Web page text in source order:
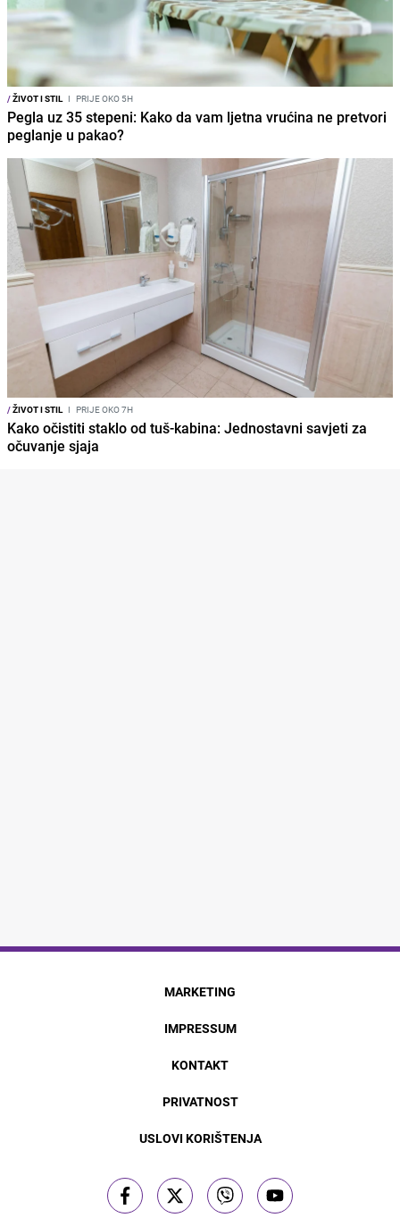
/ŽIVOT I STIL I PRIJE OKO 5H
Pegla uz 35 stepeni: Kako da vam ljetna vrućina ne pretvori
peglanje u pakao?
/ŽIVOT I STIL I PRIJE OKO 7H
Kako očistiti staklo od tuš-kabina: Jednostavni savjeti za
očuvanje sjaja
MARKETING
IMPRESSUM
KONTAKT
PRIVATNOST
USLOVI KORIŠTENJA